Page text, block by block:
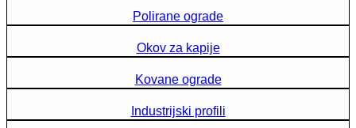
Polirane ograde
Okov za kapije
Kovane ograde
Industrijski profili